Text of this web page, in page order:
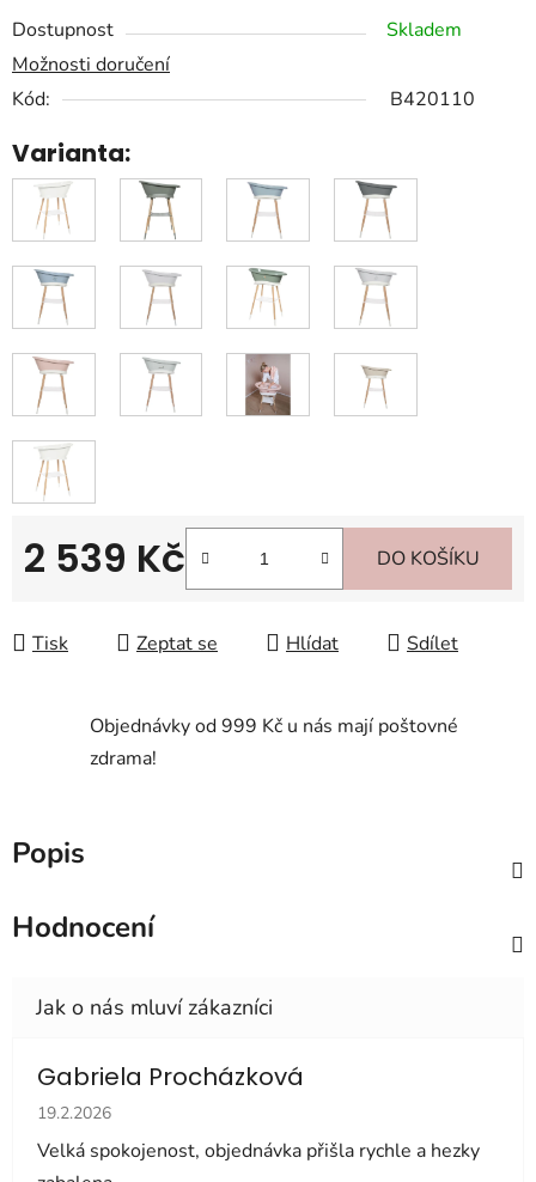
Dostupnost
Skladem
Možnosti doručení
Kód:
B420110
Varianta:
2 539 Kč DO KOŠÍKU
Tisk Zeptat se Hlídat Sdílet
Objednávky od 999 Kč u nás mají poštovné
zdrama!
Popis
Hodnocení
Gabriela Procházková
Hodnocení obchodu je 5 z 5 hvězdiček.
19.2.2026
Velká spokojenost, objednávka přišla rychle a hezky